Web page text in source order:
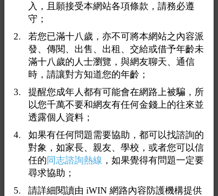
入，且願接受本網站各項條款，請務必遵
守；
若您已滿十八歲，亦不可將本網站之內容派
發、傳閱、出售、出租、交給或借予年齡未
滿十八歲的人士瀏覽，與網友聊天、通信
時，請讓對方知道您的年齡；
提醒您成年人都有可能會在網路上被騙，所
以您千萬不要和網友有任何金錢上的往來並
透露個人資料；
如果有任何問題需要協助，都可以找諮詢的
對象，如家長、親友、學校，或者您可以信
任的同志諮詢熱線 ，如果覺得有問題一定要
尋求協助；
請詳細閱讀由 iWIN 網路內容防護機構提供